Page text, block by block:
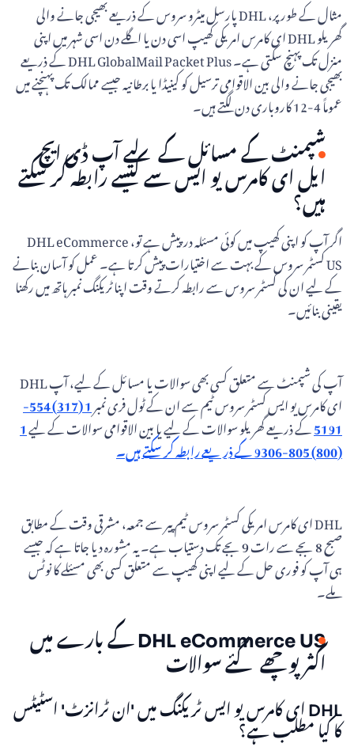
مثال کے طور پر، DHL پارسل میٹرو سروس کے ذریعے بھیجی جانے والی
گھریلو DHL ای کامرس امریکی کھیپ اسی دن یا اگلے دن اسی شہر میں اپنی
منزل تک پہنچ سکتی ہے۔ DHL GlobalMail Packet Plus کے ذریعے
بھیجی جانے والی بین الاقوامی ترسیل کو کینیڈا یا برطانیہ جیسے ممالک تک پہنچنے میں
عموماً 4-12 کاروباری دن لگتے ہیں۔
شپمنٹ کے مسائل کے لیے آپ ڈی ایچ
ایل ای کامرس یو ایس سے کیسے رابطہ کر سکتے
ہیں؟
اگر آپ کو اپنی کھیپ میں کوئی مسئلہ درپیش ہے تو، DHL eCommerce
US کسٹمر سروس کے بہت سے اختیارات پیش کرتا ہے۔ عمل کو آسان بنانے
کے لیے ان کی کسٹمر سروس سے رابطہ کرتے وقت اپنا ٹریکنگ نمبر ہاتھ میں رکھنا
یقینی بنائیں۔
آپ کی شپمنٹ سے متعلق کسی بھی سوالات یا مسائل کے لیے، آپ DHL
ای کامرس یو ایس کسٹمر سروس ٹیم سے ان کے ٹول فری نمبر 1 (317) 554-
5191کے ذریعے گھریلو سوالات کے لیے یا بین الاقوامی سوالات کے لیے1
(800) 805-9306 کے ذریعے رابطہ کر سکتے ہیں۔
DHL ای کامرس امریکی کسٹمر سروس ٹیم پیر سے جمعہ، مشرقی وقت کے مطابق
صبح 8 بجے سے رات 9 بجے تک دستیاب ہے۔ یہ مشورہ دیا جاتا ہے کہ جیسے
ہی آپ کو فوری حل کے لیے اپنی کھیپ سے متعلق کسی بھی مسئلے کا نوٹس
ملے۔
DHL eCommerce US کے بارے میں
اکثر پوچھے گئے سوالات
DHL ای کامرس یو ایس ٹریکنگ میں 'ان ٹرانزٹ' اسٹیٹس
کا کیا مطلب ہے؟